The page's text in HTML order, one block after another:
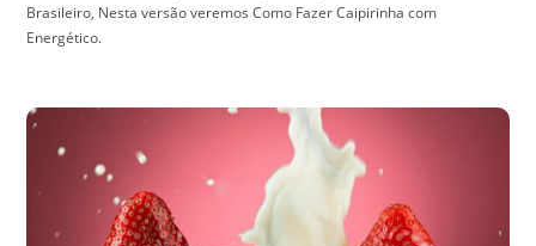
Brasileiro, Nesta versão veremos Como Fazer Caipirinha com
Energético.